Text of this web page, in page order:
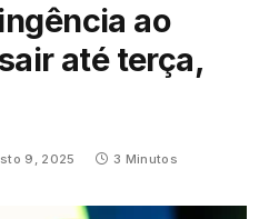
ao
até terça,
9, 2025 3 Minutos